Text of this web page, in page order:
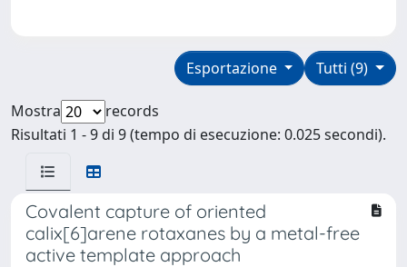
Tutti (9)
Esportazione
Mostra
records
Risultati 1 - 9 di 9 (tempo di esecuzione: 0.025 secondi).
Covalent capture of oriented
calix[6]arene rotaxanes by a metal-free
active template approach